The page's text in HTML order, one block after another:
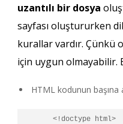
uzantılı bir dosya
sayfası oluştururken
kurallar vardır. Çünkü
için uygun olmayabilir.
HTML kodunun başına
       <!doctype html>